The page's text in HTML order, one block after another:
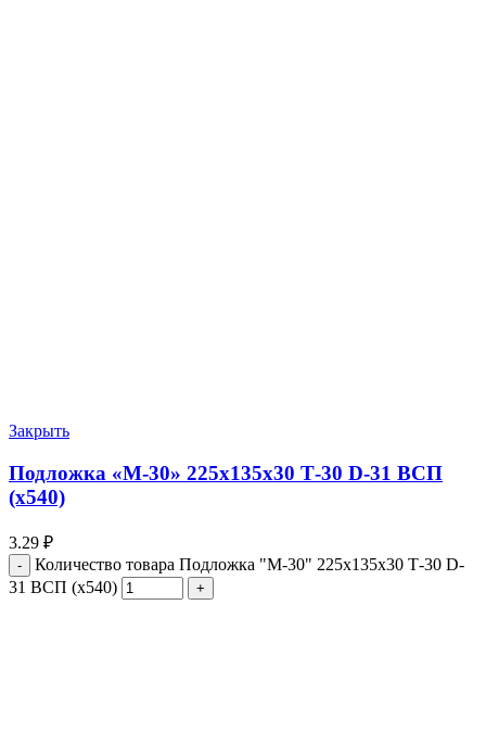
Закрыть
Подложка «М-30» 225х135х30 Т-30 D-31 ВСП
(х540)
3.29 ₽
Количество товара Подложка "М-30" 225х135х30 Т-30 D-
31 ВСП (х540)